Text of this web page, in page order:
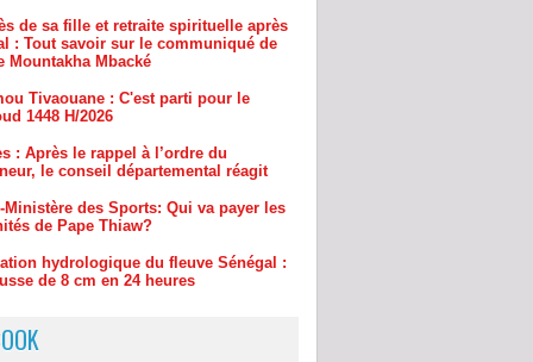
Tivaouane : C'est parti pour le
1448 H/2026
le conseil départemental réagit
de Pape Thiaw?
hydrologique du fleuve Sénégal :
de 8 cm en 24 heures